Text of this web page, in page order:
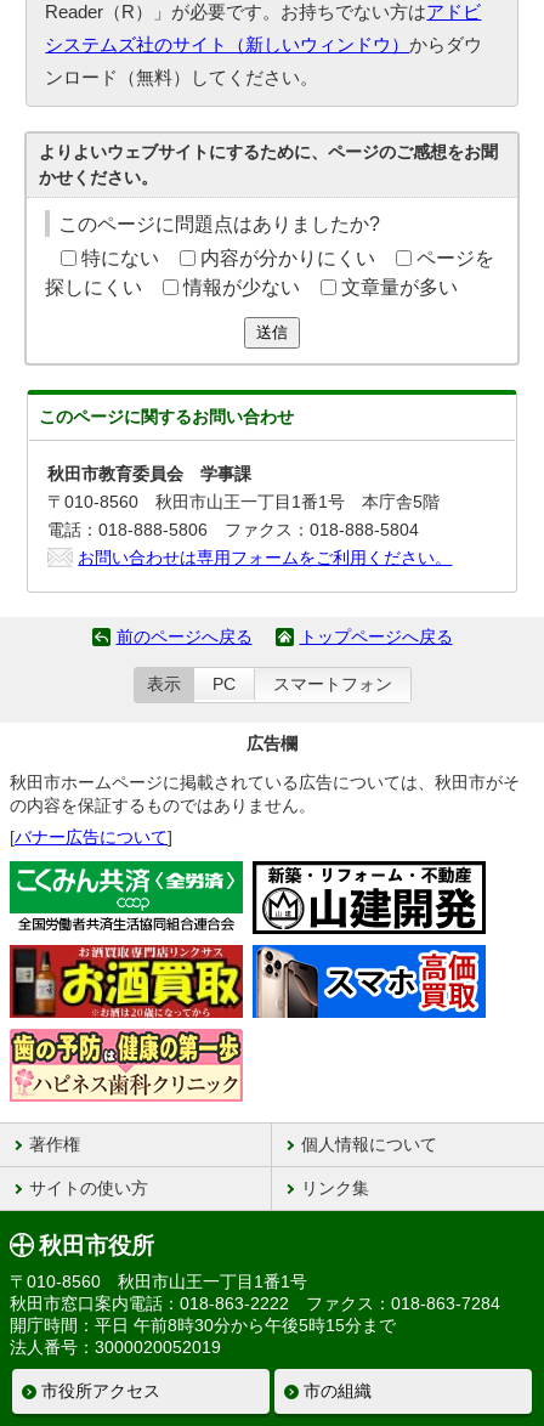
Reader（R）」が必要です。お持ちでない方はアドビ
システムズ社のサイト（新しいウィンドウ）からダウ
ンロード（無料）してください。
よりよいウェブサイトにするために、ページのご感想をお聞
かせください。
このページに問題点はありましたか?
特にない
内容が分かりにくい
ページを
探しにくい
情報が少ない 文章量が多い
送信
このページに関するお問い合わせ
秋田市教育委員会 学事課
〒010-8560 秋田市山王一丁目1番1号 本庁舎5階
電話：018-888-5806 ファクス：018-888-5804
お問い合わせは専用フォームをご利用ください。
前のページへ戻る トップページへ戻る
表示 PC スマートフォン
広告欄
秋田市ホームページに掲載されている広告については、秋田市がそ
の内容を保証するものではありません。
[バナー広告について]
著作権 個人情報について
サイトの使い方 リンク集
秋田市役所
〒010-8560 秋田市山王一丁目1番1号
秋田市窓口案内電話：018-863-2222 ファクス：018-863-7284
開庁時間：平日 午前8時30分から午後5時15分まで
法人番号：3000020052019
市役所アクセス 市の組織